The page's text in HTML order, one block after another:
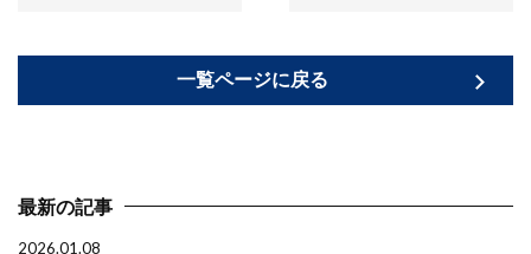
一覧ページに戻る
最新の記事
2026.01.08